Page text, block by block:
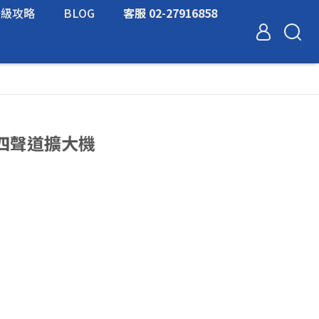
攻略 BLOG 客服 02-27916858
聲道擴大機